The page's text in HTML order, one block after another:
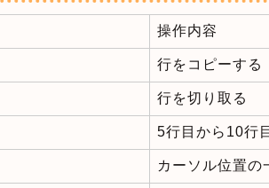
操作内容
行をコピーする
行を切り取る
5行目から10行
カーソル位置の